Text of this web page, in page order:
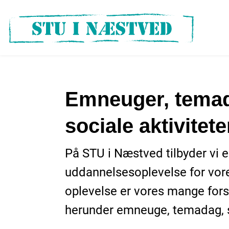
Emneuger,
sociale
På STU i Næstved tilbyder vi
uddannelsesoplevelse for
oplevelse er vores mange
herunder emneuge,